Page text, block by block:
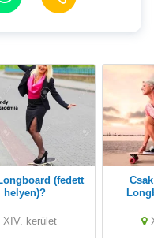
helyen)?
XIV. kerület
Csak Fiatalosan :)